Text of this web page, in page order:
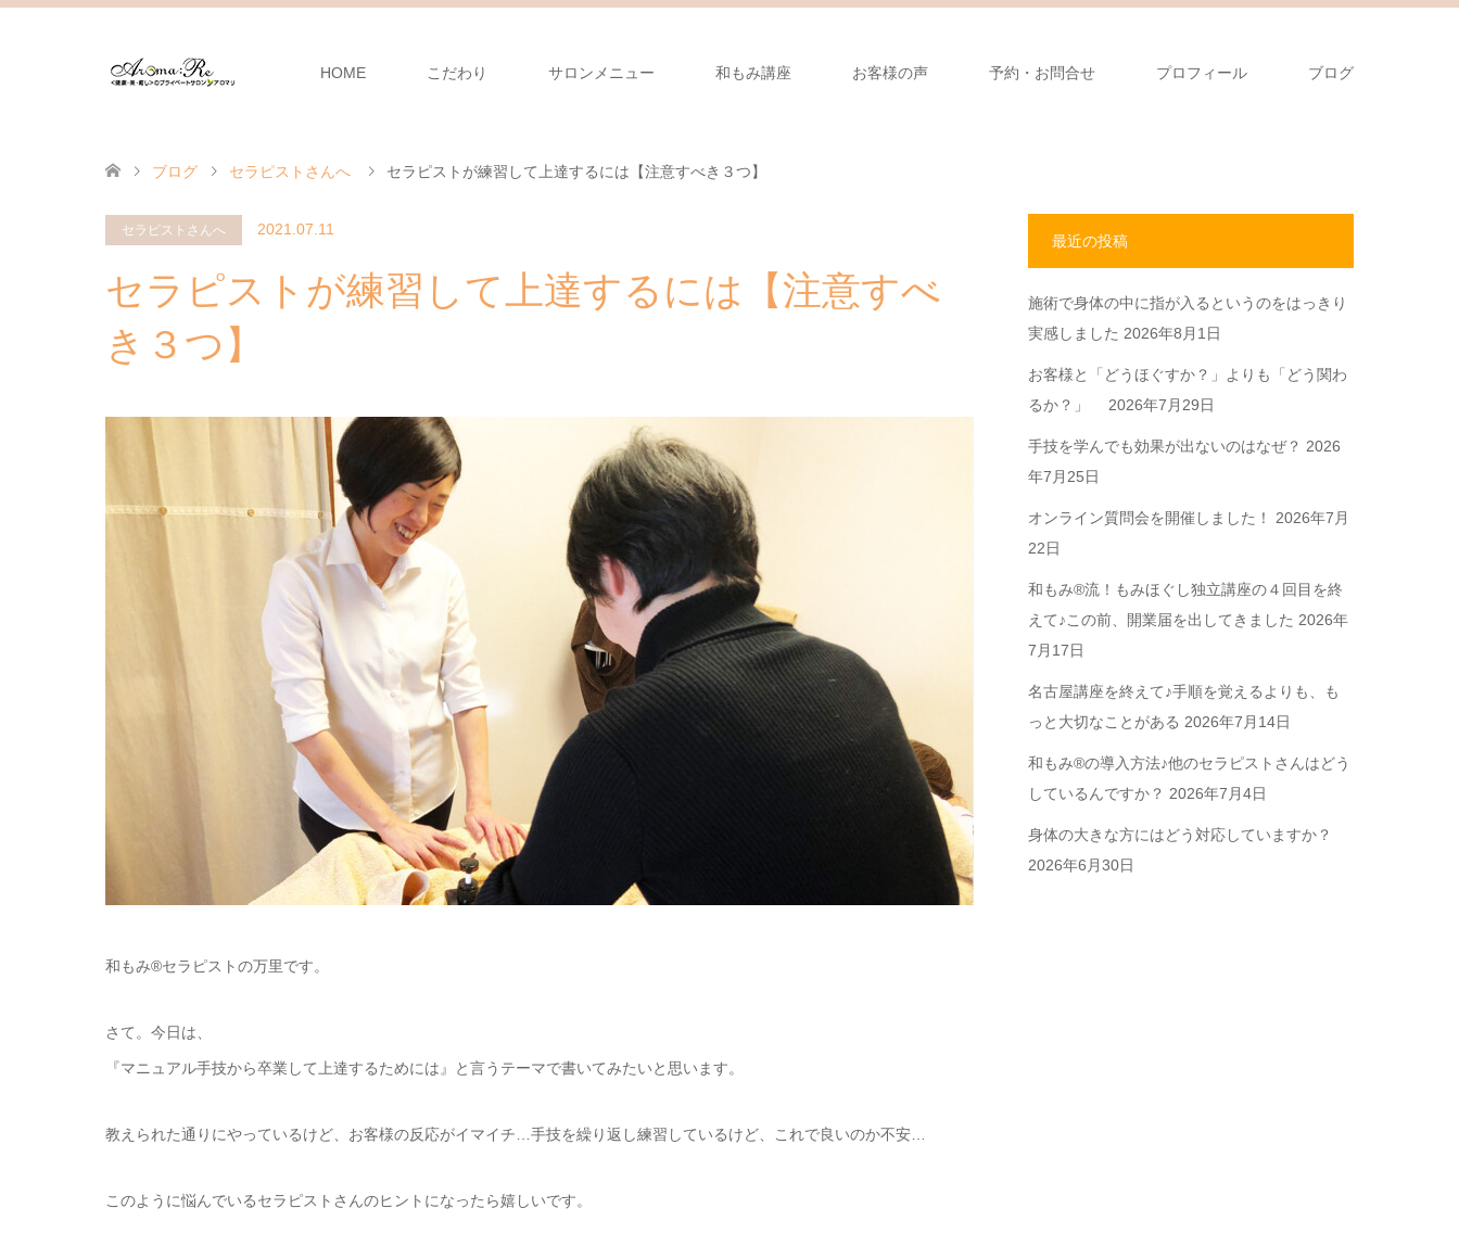
HOME こだわり サロンメニュー 和もみ講座 お客様の声 予約・お問合せ プロフィール ブログ
ブログ セラピストさんへ セラピストが練習して上達するには【注意すべき３つ】
セラピストさんへ 2021.07.11
セラピストが練習して上達するには【注意すべ
き３つ】
和もみ®セラピストの万里です。
さて。今日は、
『マニュアル手技から卒業して上達するためには』と言うテーマで書いてみたいと思います。
教えられた通りにやっているけど、お客様の反応がイマイチ…手技を繰り返し練習しているけど、これで良いのか不安…
このように悩んでいるセラピストさんのヒントになったら嬉しいです。
最近の投稿
施術で身体の中に指が入るというのをはっきり
実感しました 2026年8月1日
お客様と「どうほぐすか？」よりも「どう関わ
るか？」
2026年7月29日
手技を学んでも効果が出ないのはなぜ？ 2026
年7月25日
オンライン質問会を開催しました！
2026年7月
22日
和もみ®流！もみほぐし独立講座の４回目を終
えて♪この前、開業届を出してきました 2026年
7月17日
名古屋講座を終えて♪手順を覚えるよりも、も
っと大切なことがある 2026年7月14日
和もみ®の導入方法♪他のセラピストさんはどう
しているんですか？ 2026年7月4日
身体の大きな方にはどう対応していますか？
2026年6月30日